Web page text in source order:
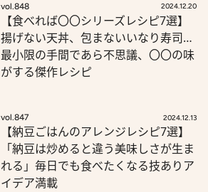
vol.848 2024.12.20
【食べれば〇〇シリーズレシピ7選】
揚げない天丼、包まないいなり寿司…
最小限の手間であら不思議、〇〇の味
がする傑作レシピ
vol.847 2024.12.13
【納豆ごはんのアレンジレシピ7選】
「納豆は炒めると違う美味しさが生ま
れる」毎日でも食べたくなる技ありア
イデア満載